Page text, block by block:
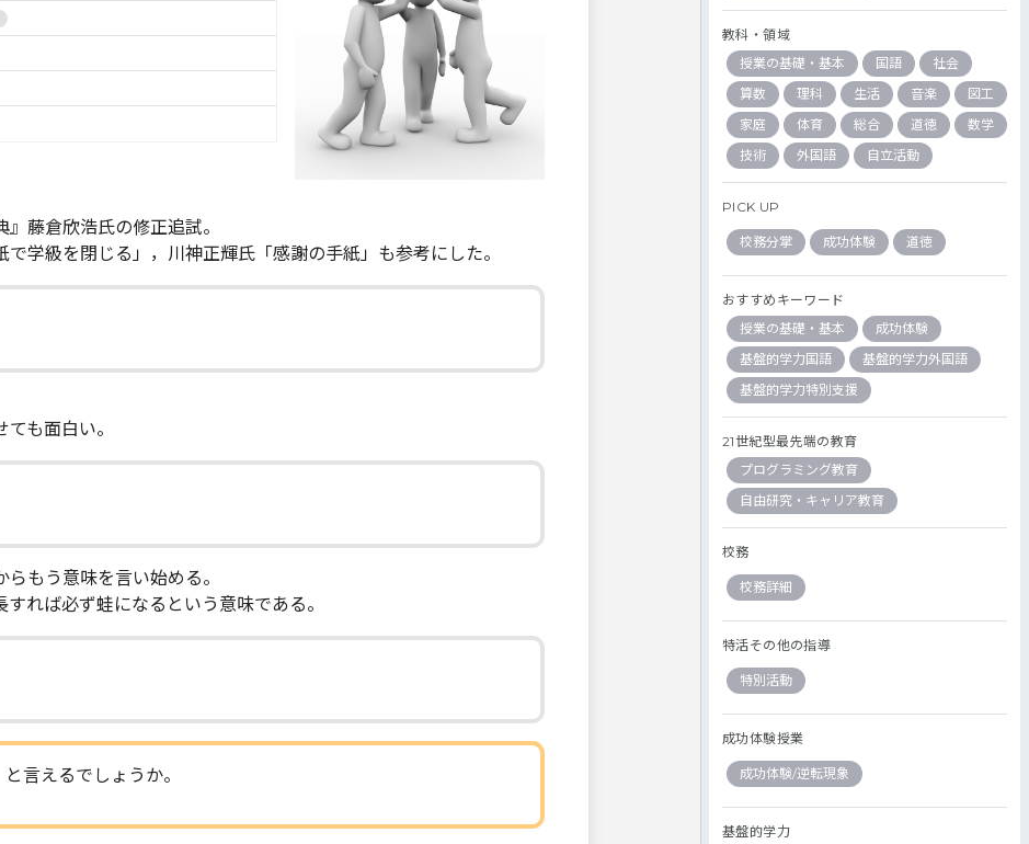
藤倉欣浩氏の修正追試。
学級を閉じる」，川神正輝氏「感謝の手紙」も参考にした。
も面白い。
もう意味を言い始める。
れば必ず蛙になるという意味である。
と言えるでしょうか。
教科・領域
授業の基礎・基本
国語
社会
算数
理科 生活 音楽
図工
家庭
体育 総合 道徳
数学
技術
外国語 自立活動
PICK UP
校務分掌 成功体験 道徳
おすすめキーワード
授業の基礎・基本
成功体験
基盤的学力国語
基盤的学力外国語
基盤的学力特別支援
21世紀型最先端の教育
プログラミング教育
自由研究・キャリア教育
校務
校務詳細
特活その他の指導
特別活動
成功体験授業
成功体験/逆転現象
基盤的学力